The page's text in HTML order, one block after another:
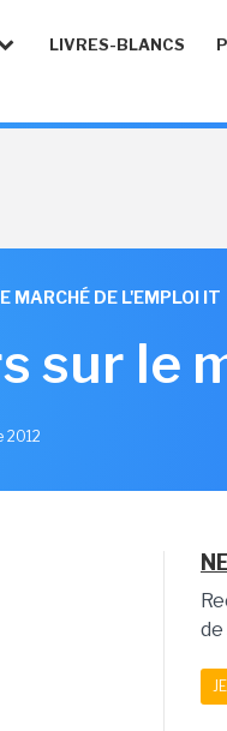
LIVRES-BLANCS
MARCHÉ DE L'EMPLOI IT
sur le
2012